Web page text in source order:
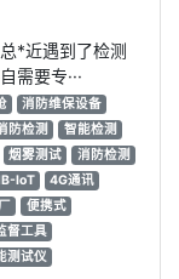
*近遇到了检测
需要专···
消防维保设备
防检测
智能检测
烟雾测试
消防检测
IoT
4G通讯
便携式
督工具
测试仪